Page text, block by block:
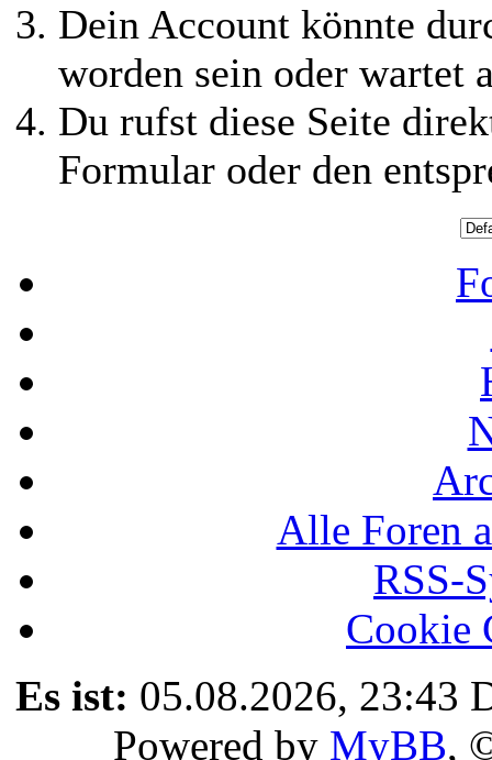
Dein Account könnte
worden sein oder wartet
Du rufst diese Seite
Formular oder den
Alle Foren
RSS-
Cookie
Es ist: 05.08.2026, 23:43
Powered by MyBB,